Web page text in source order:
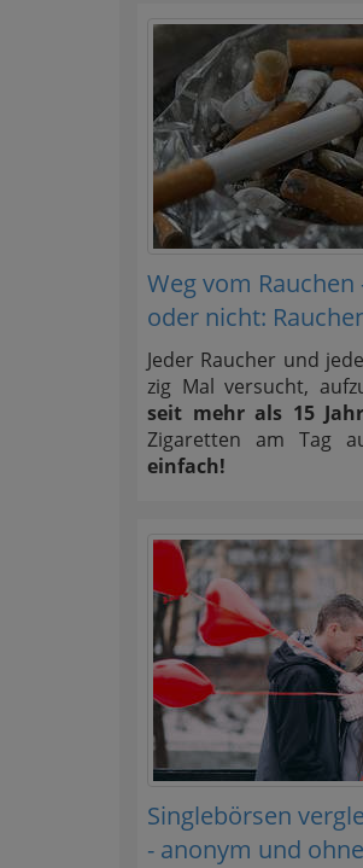
Weg vom
oder nicht:
Jeder Raucher und
zig Mal versucht,
seit mehr als 15
Zigaretten am Tag
einfach!
Singlebörsen
- anonym und